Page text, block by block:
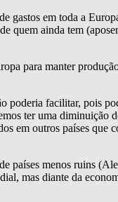
em toda a
quem ainda tem
para manter
facilitar, pois
ter uma
em outros países que
países menos ruins
mas diante da